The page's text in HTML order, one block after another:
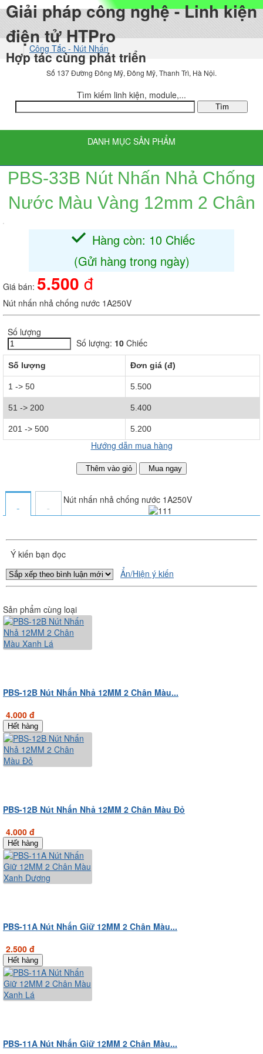
Giải pháp công nghệ - Linh kiện
điện tử HTPro
Hợp tác cùng phát triển
Công Tắc - Nút Nhấn
Nút Nhấn Push
Số 137 Đường Đông Mỹ, Đông Mỹ, Thanh Trì, Hà Nội.
Tìm kiếm linh kiện, module,...
DANH MỤC SẢN PHẨM
PBS-33B Nút Nhấn Nhả Chống
Nước Màu Vàng 12mm 2 Chân
Hàng còn: 10 Chiếc
(Gửi hàng trong ngày)
Giá bán: 5.500 đ
Nút nhấn nhả chống nước 1A250V
Số lượng
Số lượng: 10 Chiếc
Số lượng Đơn giá (đ)
1 -> 50 5.500
51 -> 200 5.400
201 -> 500 5.200
Hướng dẫn mua hàng
Thêm vào giỏ Mua ngay
Nút nhấn nhả chống nước 1A250V
Ý kiến bạn đọc
Ẩn/Hiện ý kiến
Sản phẩm cùng loại
PBS-12B Nút Nhấn Nhả 12MM 2 Chân Màu...
4.000 đ
Hết hàng
PBS-12B Nút Nhấn Nhả 12MM 2 Chân Màu Đỏ
4.000 đ
Hết hàng
PBS-11A Nút Nhấn Giữ 12MM 2 Chân Màu...
2.500 đ
Hết hàng
PBS-11A Nút Nhấn Giữ 12MM 2 Chân Màu...